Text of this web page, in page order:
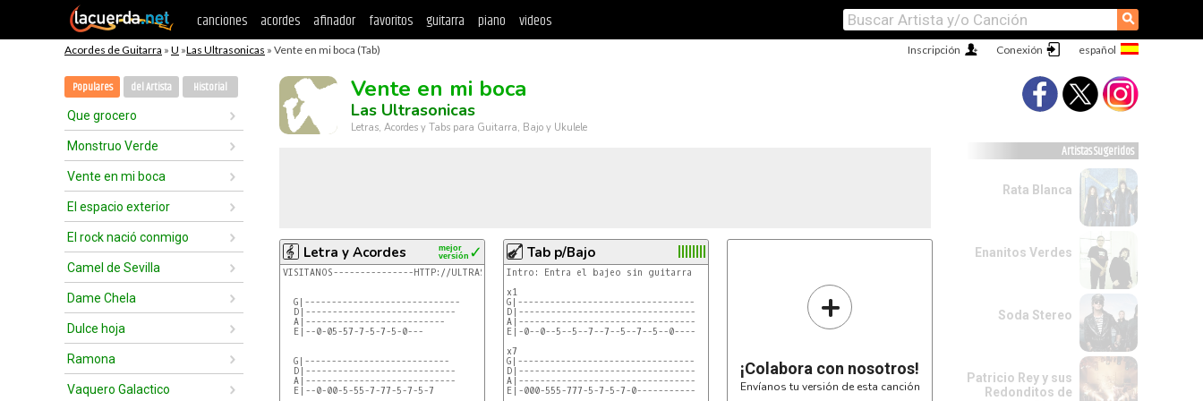
canciones acordes afinador favoritos guitarra piano videos ⚲
Acordes de Guitarra » U »Las Ultrasonicas » Vente en mi boca (Tab) Conexión
Inscripción
Populares del Artista Historial
Que grocero
Monstruo Verde
Vente en mi boca
El espacio exterior
El rock nació conmigo
Camel de Sevilla
Dame Chela
Dulce hoja
Ramona
Vaquero Galactico
Vente en mi boca
Las Ultrasonicas
Letras, Acordes y Tabs para Guitarra, Bajo y Ukulele
Letra y Acordes ✓
mejor
versión
VISITANOS---------------HTTP://ULTRASONICAS.CJB.NET-------------------
  G|-----------------------------
  D|----------------------------      INTRO X 1
  A|--------------------------
  E|--0-05-57-7-5-7-5-0---
  G|---------------------------
  D|----------------------------
  A|----------------------------     MUCHAS VECES ((JAJA NO SE CUANTAS))
  E|--0-00-5-55-7-77-5-7-5-7
Tab p/Bajo
Intro: Entra el bajeo sin guitarra
x1
G|---------------------------------
D|---------------------------------
A|---------------------------------
E|-0--0--5--5--7--7--5--7--5--0----
x7
G|---------------------------------
D|---------------------------------
A|---------------------------------
E|-000-555-777-5-7-5-7-0-----------
+
¡Colabora con nosotros!
Envíanos tu versión de esta canción
Artistas Sugeridos
Rata Blanca
Enanitos Verdes
Soda Stereo
Patricio Rey y sus
Redonditos de